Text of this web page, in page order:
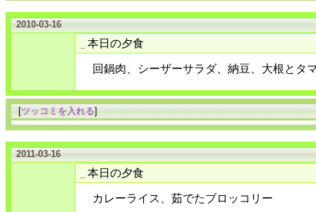
2010-03-16
本日の夕食
回鍋肉、シーザーサラダ、納豆、大根とタ
[ツッコミを入れる]
2011-03-16
本日の夕食
カレーライス、茹でたブロッコリー